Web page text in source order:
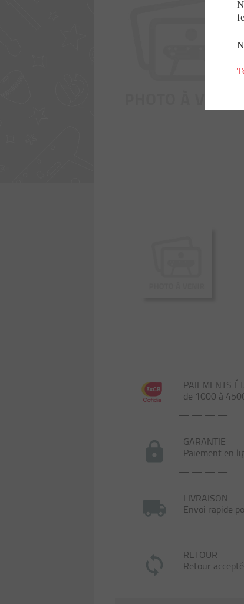
NOS
AVIS &
— — — —
PAIEMENTS
de 1000 à
— — — —
GARANTIE
Paiement en
— — — —
LIVRAISON
Envoi rapide
— — — —
RETOUR
Retour